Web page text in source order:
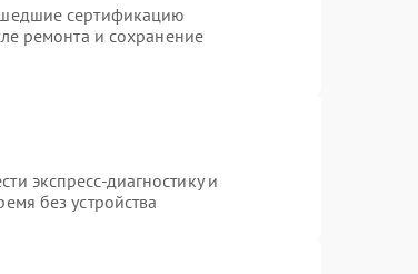
сертификацию
ремонта и сохранение
экспресс-диагностику и
без устройства